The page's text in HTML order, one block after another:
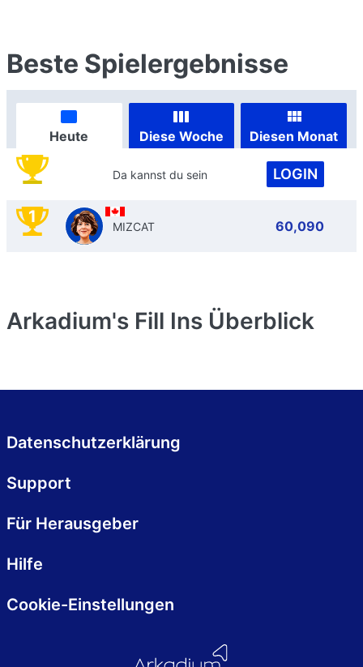
Beste Spielergebnisse
Heute Diese Woche Diesen Monat
Da kannst du sein LOGIN
1 MIZCAT 60,090
Arkadium's Fill Ins Überblick
Datenschutzerklärung
Support
Für Herausgeber
Hilfe
Cookie-Einstellungen